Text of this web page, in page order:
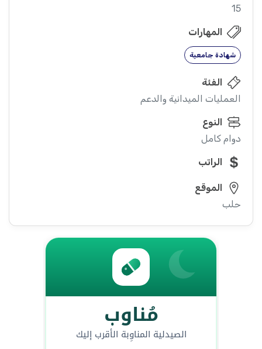
15
المهارات
شهادة جامعية
الفئة
العمليات الميدانية والدعم
النوع
دوام كامل
الراتب
الموقع
حلب